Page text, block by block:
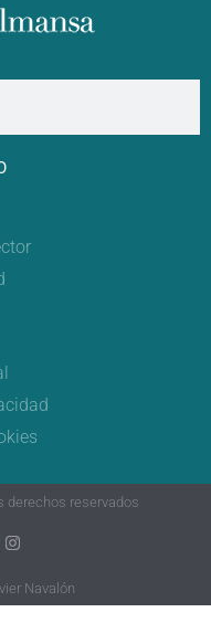
derechos reservados
Navalón